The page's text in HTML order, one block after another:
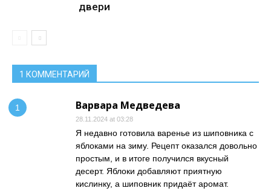
двери
1 КОММЕНТАРИЙ
Варвара Медведева
28.11.2024 at 03:28
Я недавно готовила варенье из шиповника с
яблоками на зиму. Рецепт оказался довольно
простым, и в итоге получился вкусный
десерт. Яблоки добавляют приятную
кислинку, а шиповник придаёт аромат.